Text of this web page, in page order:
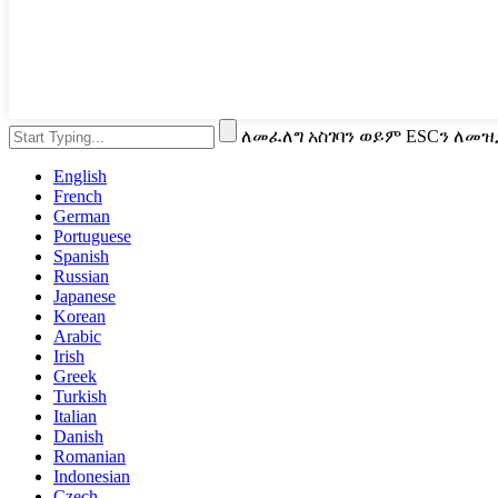
ለመፈለግ አስገባን ወይም ESCን
English
French
German
Portuguese
Spanish
Russian
Japanese
Korean
Arabic
Irish
Greek
Turkish
Italian
Danish
Romanian
Indonesian